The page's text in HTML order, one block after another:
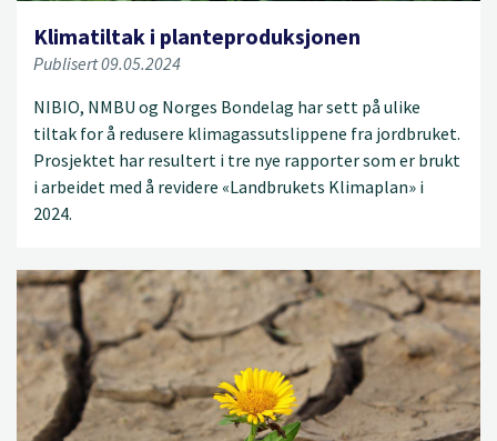
Klimatiltak i planteproduksjonen
Publisert 09.05.2024
NIBIO, NMBU og Norges Bondelag har sett på ulike
tiltak for å redusere klimagassutslippene fra jordbruket.
Prosjektet har resultert i tre nye rapporter som er brukt
i arbeidet med å revidere «Landbrukets Klimaplan» i
2024.